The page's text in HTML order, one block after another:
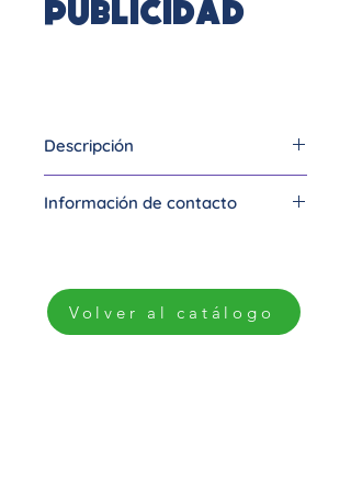
Publicidad
Descripción
souvenir
Información de contacto
Ig: @annypublicidad
Cali
Volver al catálogo